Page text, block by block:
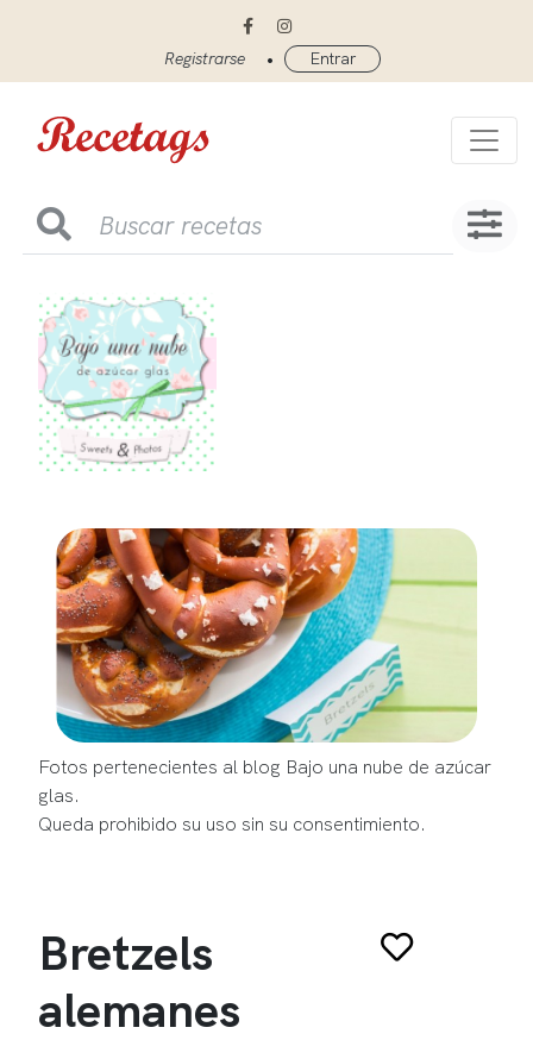
Registrarse • Entrar
Fotos pertenecientes al blog Bajo una nube de azúcar
glas.
Queda prohibido su uso sin su consentimiento.
Bretzels
alemanes